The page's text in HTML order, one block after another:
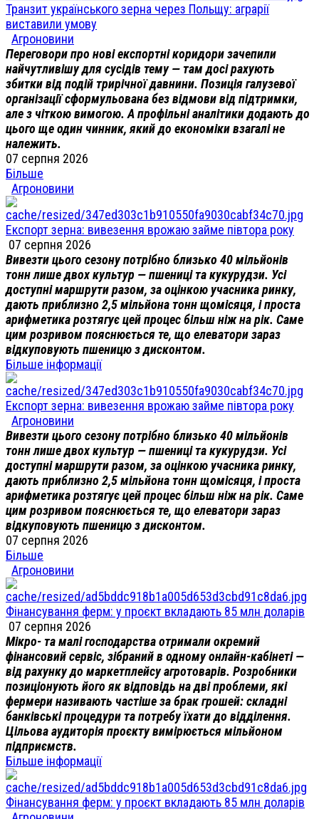
Транзит українського зерна через Польщу: аграрії
виставили умову
Агроновини
Переговори про нові експортні коридори зачепили
найчутливішу для сусідів тему — там досі рахують
збитки від подій трирічної давнини. Позиція галузевої
організації сформульована без відмови від підтримки,
але з чіткою вимогою. А профільні аналітики додають до
цього ще один чинник, який до економіки взагалі не
належить.
07 серпня 2026
Більше
Агроновини
Експорт зерна: вивезення врожаю займе півтора року
07 серпня 2026
Вивезти цього сезону потрібно близько 40 мільйонів
тонн лише двох культур — пшениці та кукурудзи. Усі
доступні маршрути разом, за оцінкою учасника ринку,
дають приблизно 2,5 мільйона тонн щомісяця, і проста
арифметика розтягує цей процес більш ніж на рік. Саме
цим розривом пояснюється те, що елеватори зараз
відкуповують пшеницю з дисконтом.
Більше інформації
Експорт зерна: вивезення врожаю займе півтора року
Агроновини
Вивезти цього сезону потрібно близько 40 мільйонів
тонн лише двох культур — пшениці та кукурудзи. Усі
доступні маршрути разом, за оцінкою учасника ринку,
дають приблизно 2,5 мільйона тонн щомісяця, і проста
арифметика розтягує цей процес більш ніж на рік. Саме
цим розривом пояснюється те, що елеватори зараз
відкуповують пшеницю з дисконтом.
07 серпня 2026
Більше
Агроновини
Фінансування ферм: у проєкт вкладають 85 млн доларів
07 серпня 2026
Мікро- та малі господарства отримали окремий
фінансовий сервіс, зібраний в одному онлайн-кабінеті —
від рахунку до маркетплейсу агротоварів. Розробники
позиціонують його як відповідь на дві проблеми, які
фермери називають частіше за брак грошей: складні
банківські процедури та потребу їхати до відділення.
Цільова аудиторія проєкту вимірюється мільйоном
підприємств.
Більше інформації
Фінансування ферм: у проєкт вкладають 85 млн доларів